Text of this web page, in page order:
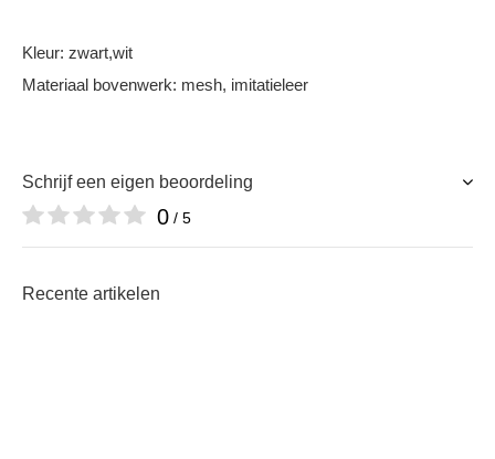
Kleur: zwart,wit
Materiaal bovenwerk: mesh, imitatieleer
Schrijf een eigen beoordeling
0 / 5
Recente artikelen